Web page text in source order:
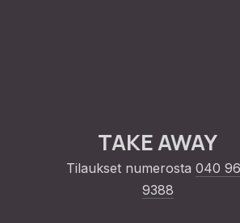
TAKE AWAY
Tilaukset numerosta 040
9388